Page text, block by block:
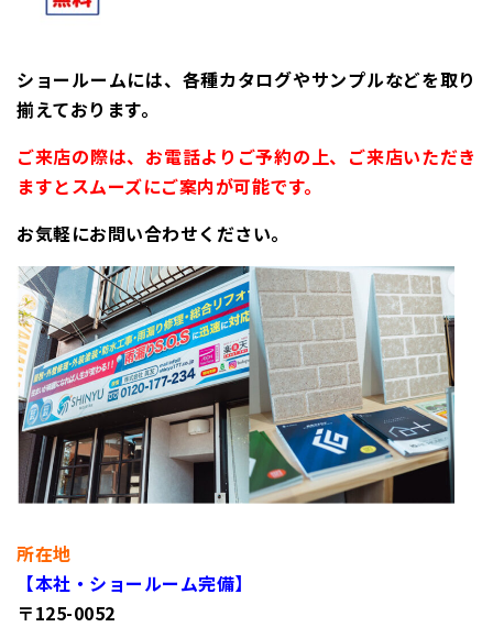
ショールームには、各種カタログやサンプルなどを取り
揃えております。
ご来店の際は、お電話よりご予約の上、ご来店いただき
ますとスムーズにご案内が可能です。
お気軽にお問い合わせください。
所在地
【本社・ショールーム完備】
〒125-0052